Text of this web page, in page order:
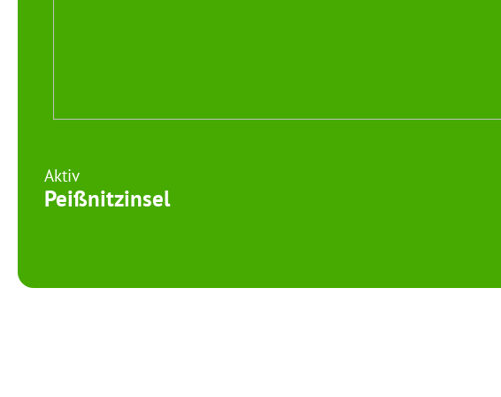
Aktiv
Peißnitzinsel